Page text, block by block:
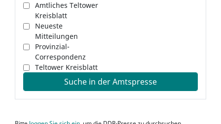
Amtliches Teltower
Kreisblatt
Neueste
Mitteilungen
Provinzial-
Correspondenz
Teltower Kreisblatt
Suche in der Amtspresse